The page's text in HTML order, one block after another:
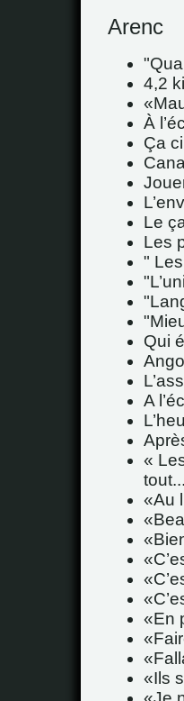
Arenc
4,2
À
Ça
Le
Les
"
Qui
A
tout...
Au
En
Ils